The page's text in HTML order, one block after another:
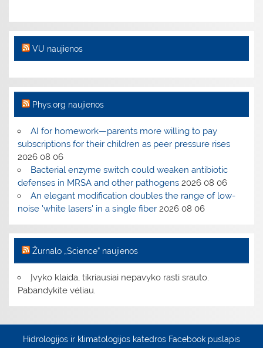
VU naujienos
Phys.org naujienos
AI for homework—parents more willing to pay
subscriptions for their children as peer pressure rises
2026 08 06
Bacterial enzyme switch could weaken antibiotic
defenses in MRSA and other pathogens 2026 08 06
An elegant modification doubles the range of low-
noise 'white lasers' in a single fiber 2026 08 06
Žurnalo „Science” naujienos
Įvyko klaida, tikriausiai nepavyko rasti srauto.
Pabandykite vėliau.
Hidrologijos ir klimatologijos katedros Facebook puslapis